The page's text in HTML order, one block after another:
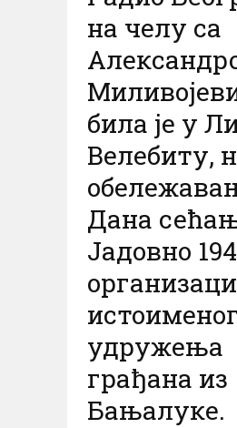
на челу са
била је у
Велебиту,
Дана
Јадовно
истоименог
удружења
грађана из
Бањалуке.